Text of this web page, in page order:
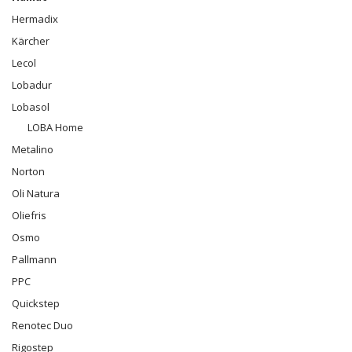
Hermadix
Kärcher
Lecol
Lobadur
Lobasol
LOBA Home
Metalino
Norton
Oli Natura
Oliefris
Osmo
Pallmann
PPC
Quickstep
Renotec Duo
Rigostep